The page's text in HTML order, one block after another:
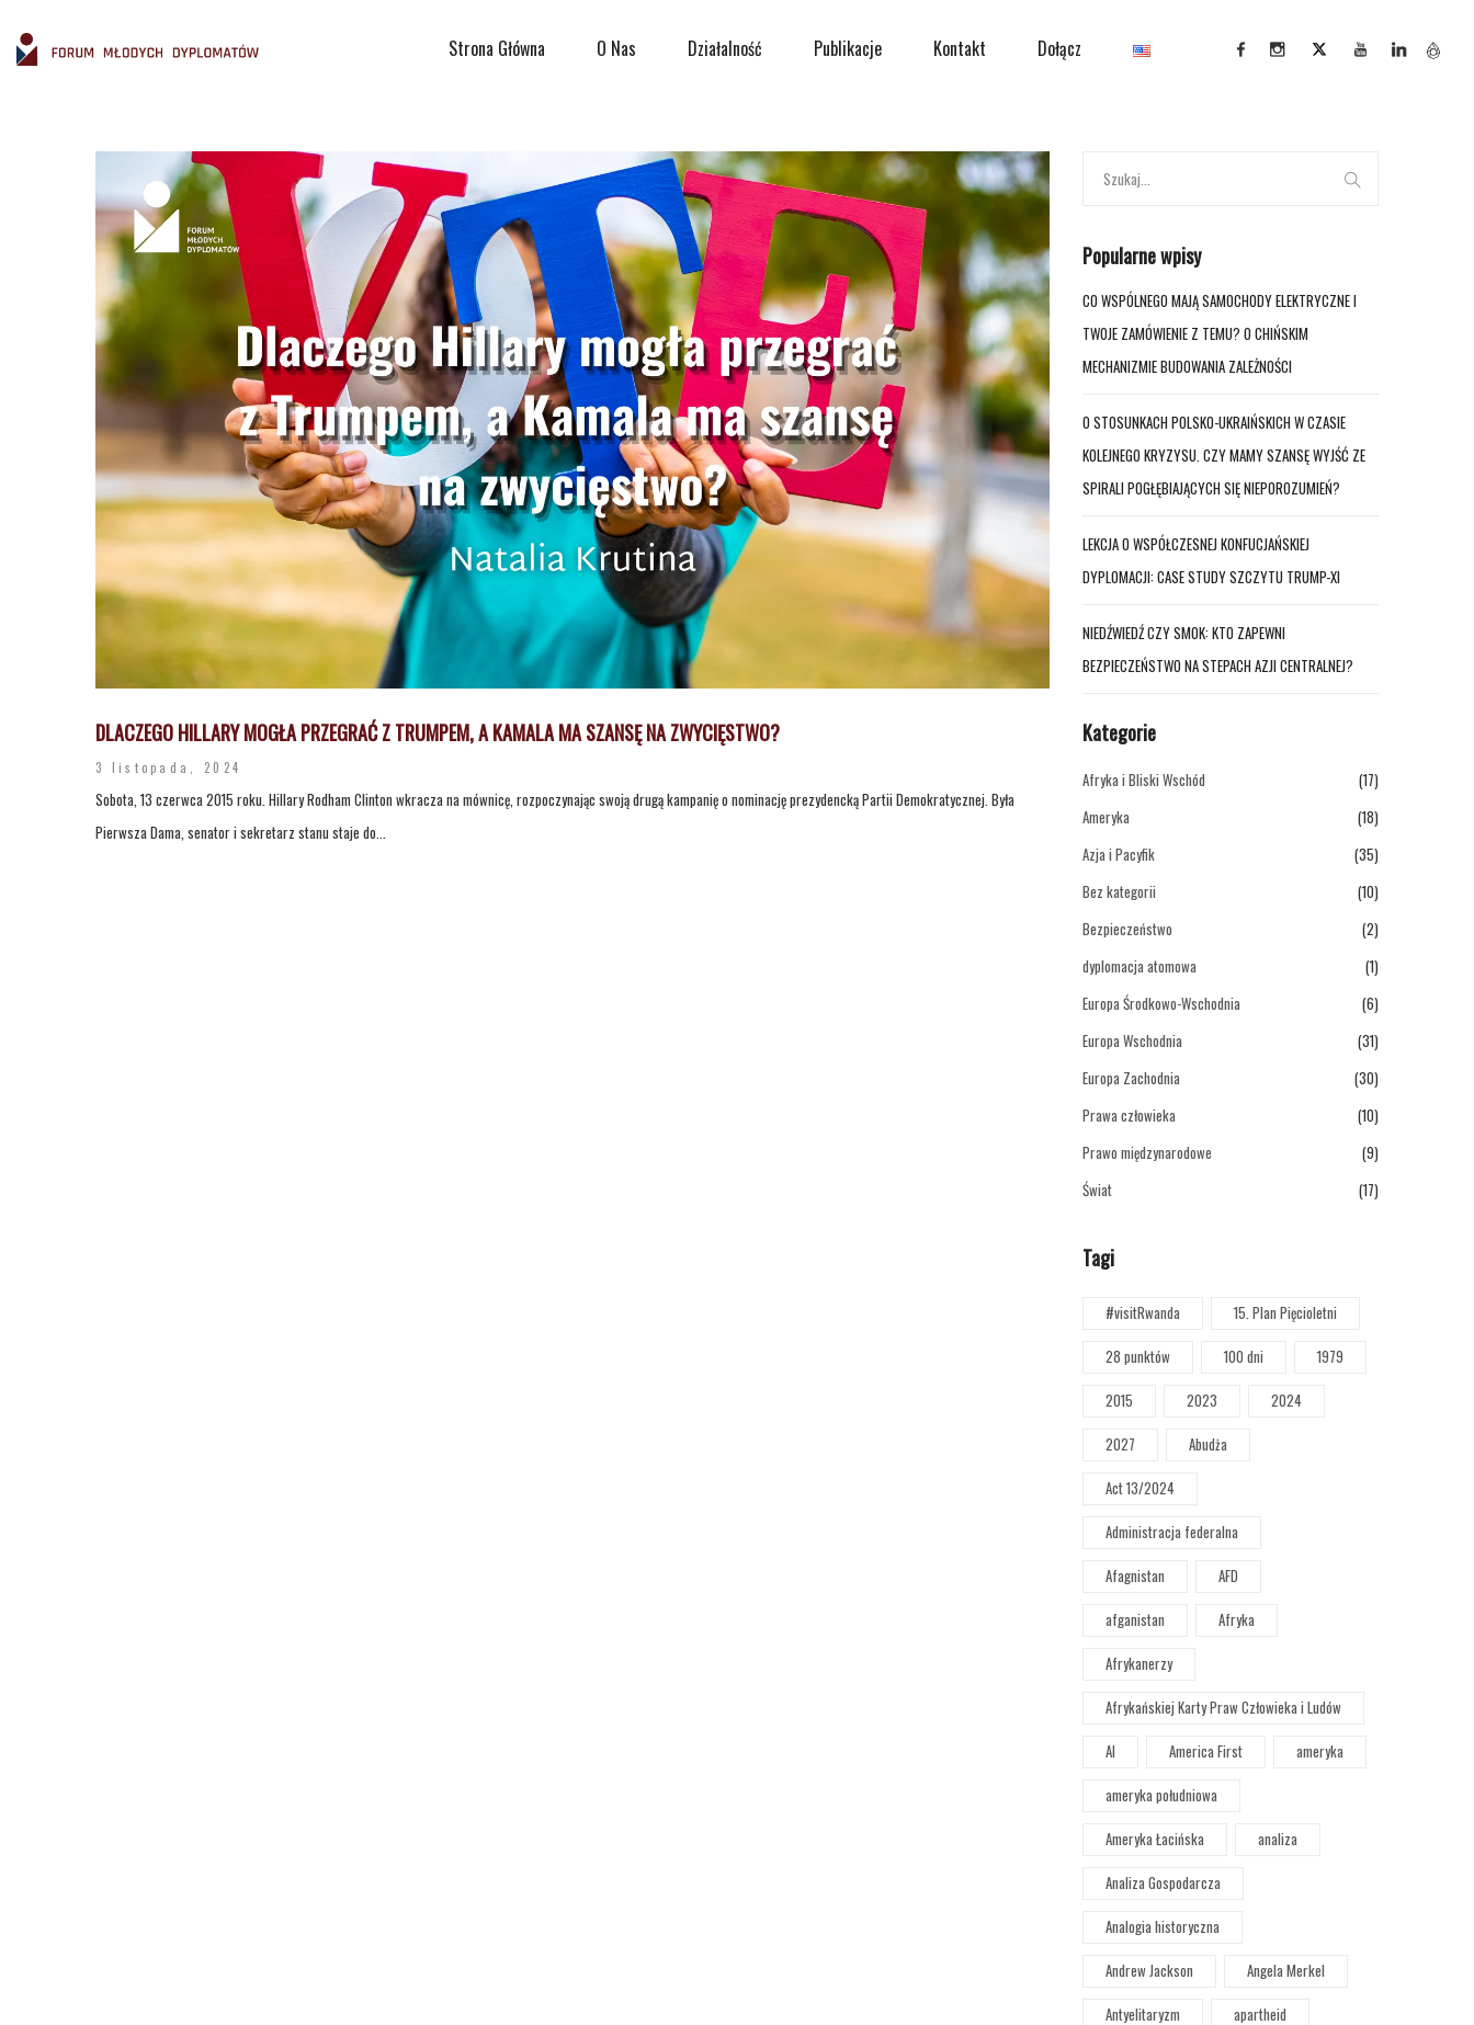
Strona Główna O Nas Działalność Publikacje Kontakt Dołącz
DLACZEGO HILLARY MOGŁA PRZEGRAĆ Z TRUMPEM, A KAMALA MA SZANSĘ NA ZWYCIĘSTWO?
3 listopada, 2024
Sobota, 13 czerwca 2015 roku. Hillary Rodham Clinton wkracza na mównicę, rozpoczynając swoją drugą kampanię o nominację prezydencką Partii Demokratycznej. Była
Pierwsza Dama, senator i sekretarz stanu staje do...
Popularne wpisy
CO WSPÓLNEGO MAJĄ SAMOCHODY ELEKTRYCZNE I
TWOJE ZAMÓWIENIE Z TEMU? O CHIŃSKIM
MECHANIZMIE BUDOWANIA ZALEŻNOŚCI
O STOSUNKACH POLSKO-UKRAIŃSKICH W CZASIE
KOLEJNEGO KRYZYSU. CZY MAMY SZANSĘ WYJŚĆ ZE
SPIRALI POGŁĘBIAJĄCYCH SIĘ NIEPOROZUMIEŃ?
LEKCJA O WSPÓŁCZESNEJ KONFUCJAŃSKIEJ
DYPLOMACJI: CASE STUDY SZCZYTU TRUMP-XI
NIEDŹWIEDŹ CZY SMOK: KTO ZAPEWNI
BEZPIECZEŃSTWO NA STEPACH AZJI CENTRALNEJ?
Kategorie
Afryka i Bliski Wschód
(17)
Ameryka
(18)
Azja i Pacyfik
(35)
Bez kategorii
(10)
Bezpieczeństwo
(2)
dyplomacja atomowa
(1)
Europa Środkowo-Wschodnia
(6)
Europa Wschodnia
(31)
Europa Zachodnia
(30)
Prawa człowieka
(10)
Prawo międzynarodowe
(9)
Świat
(17)
Tagi
#visitRwanda
15. Plan Pięcioletni
28 punktów
100 dni
1979
2015
2023
2024
2027
Abudża
Act 13/2024
Administracja federalna
Afagnistan
AFD
afganistan
Afryka
Afrykanerzy
Afrykańskiej Karty Praw Człowieka i Ludów
AI
America First
ameryka
ameryka południowa
Ameryka Łacińska
analiza
Analiza Gospodarcza
Analogia historyczna
Andrew Jackson
Angela Merkel
Antyelitaryzm
apartheid